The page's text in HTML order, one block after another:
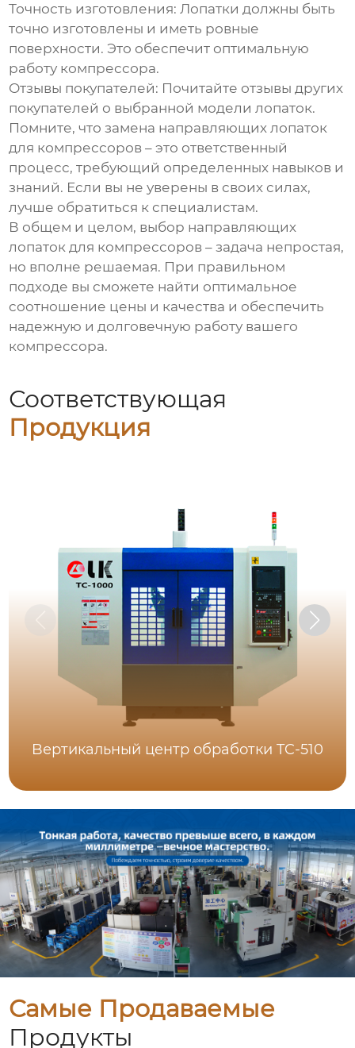
Точность изготовления: Лопатки должны быть
точно изготовлены и иметь ровные
поверхности. Это обеспечит оптимальную
работу компрессора.
Отзывы покупателей: Почитайте отзывы других
покупателей о выбранной модели лопаток.
Помните, что замена направляющих лопаток
для компрессоров – это ответственный
процесс, требующий определенных навыков и
знаний. Если вы не уверены в своих силах,
лучше обратиться к специалистам.
В общем и целом, выбор направляющих
лопаток для компрессоров – задача непростая,
но вполне решаемая. При правильном
подходе вы сможете найти оптимальное
соотношение цены и качества и обеспечить
надежную и долговечную работу вашего
компрессора.
Соответствующая
Продукция
Bертикальный центр обработки TC-510
Самые Продаваемые
Продукты